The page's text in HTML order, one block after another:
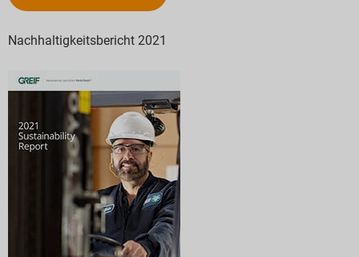
Nachhaltigkeitsbericht 2021